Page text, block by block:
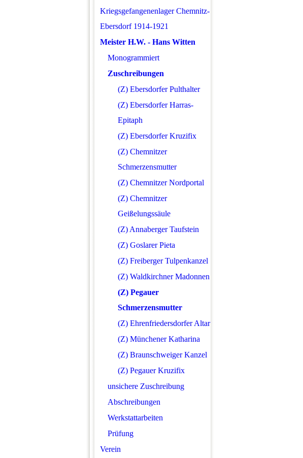
Kriegsgefangenenlager Chemnitz-
Ebersdorf 1914-1921
Meister H.W. - Hans Witten
Monogrammiert
Zuschreibungen
(Z) Ebersdorfer Pulthalter
(Z) Ebersdorfer Harras-
Epitaph
(Z) Ebersdorfer Kruzifix
(Z) Chemnitzer
Schmerzensmutter
(Z) Chemnitzer Nordportal
(Z) Chemnitzer
Geißelungssäule
(Z) Annaberger Taufstein
(Z) Goslarer Pieta
(Z) Freiberger Tulpenkanzel
(Z) Waldkirchner Madonnen
(Z) Pegauer
Schmerzensmutter
(Z) Ehrenfriedersdorfer Altar
(Z) Münchener Katharina
(Z) Braunschweiger Kanzel
(Z) Pegauer Kruzifix
unsichere Zuschreibung
Abschreibungen
Werkstattarbeiten
Prüfung
Verein